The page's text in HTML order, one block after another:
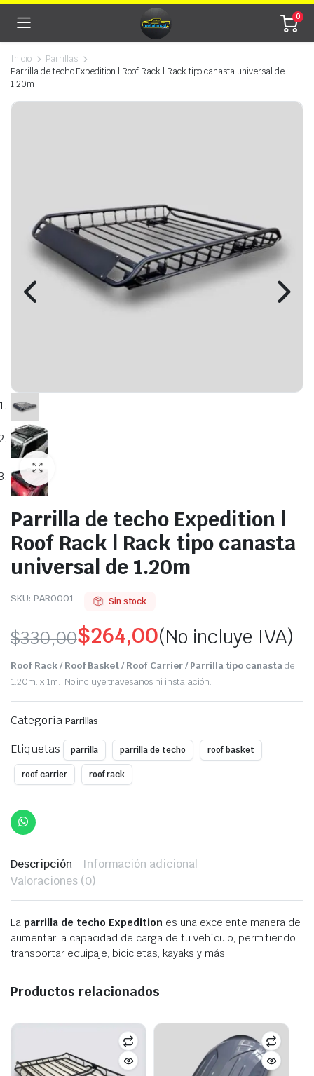
0
Inicio
Parrillas
Parrilla de techo Expedition | Roof Rack | Rack tipo canasta universal de
1.20m
Parrilla de techo Expedition |
Roof Rack | Rack tipo canasta
universal de 1.20m
SKU: PAR0001 Sin stock
$330,00
Original
price
was:
$330,00.
$264,00
Current
price
is:
$264,00.
(No incluye IVA)
Roof Rack / Roof Basket / Roof Carrier / Parrilla tipo canastade
1.20m. x 1m. No incluye travesaños ni instalación.
Categoría Parrillas
Etiquetas parrilla parrilla de techo roof basket
roof carrier roof rack
Descripción
Información adicional
Valoraciones (0)
La parrilla de techo Expedition es una excelente manera de
aumentar la capacidad de carga de tu vehículo, permitiendo
transportar equipaje, bicicletas, kayaks y más.
Productos relacionados